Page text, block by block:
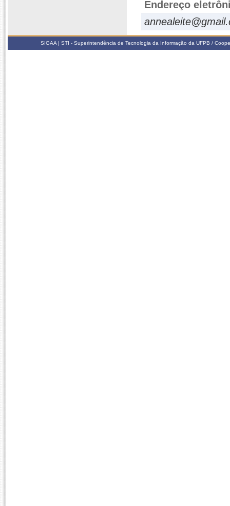
Endereço
SIGAA | STI - Superintendência de Tecnologia da Informação da UFPB /